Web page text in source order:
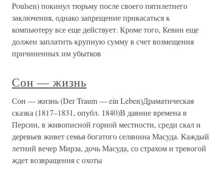
Poulsen) покинул тюрьму после своего пятилетнего
заключения, однако запрещение прикасаться к
компьютеру все еще действует. Кроме того, Кевин еще
должен заплатить крупную сумму в счет возмещения
причиненных им убытков
Сон — жизнь
Сон — жизнь (Der Traum — ein Leben)Драматическая
сказка (1817–1831, опубл. 1840)В давние времена в
Персии, в живописной горной местности, среди скал и
деревьев живет семья богатого селянина Масуда. Каждый
летний вечер Мирза, дочь Масуда, со страхом и тревогой
ждет возвращения с охоты